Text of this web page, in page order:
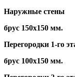
Наружные стены
брус 150х150 мм.
Перегородки 1-го
брус 100х150 мм.